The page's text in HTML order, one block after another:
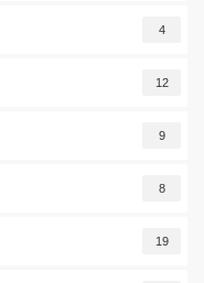
4
12
9
8
19